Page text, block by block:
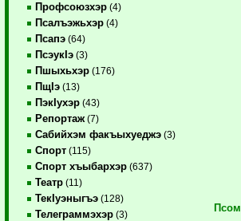
Профсоюзхэр (4)
Псалъэжьхэр (4)
Псапэ (64)
ПсэукIэ (3)
Пшыхьхэр (176)
ПщIэ (13)
ПэкIухэр (43)
Репортаж (7)
Сабийхэм факъыхуеджэ (3)
Спорт (115)
Спорт хъыбархэр (637)
Театр (11)
ТекIуэныгъэ (128)
Телеграммэхэр (3)